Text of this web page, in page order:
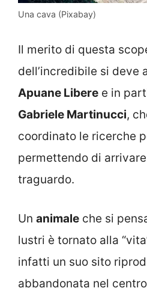
Una cava (Pixabay)
Il merito di questa
dell’incredibile si deve
Apuane Libere e in
Gabriele Martinucci,
coordinato le ricerche
permettendo di
traguardo.
Un animale che si
lustri è tornato alla
infatti un suo sito
abbandonata nel